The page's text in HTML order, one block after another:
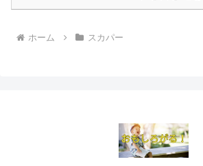
ホーム スカパー